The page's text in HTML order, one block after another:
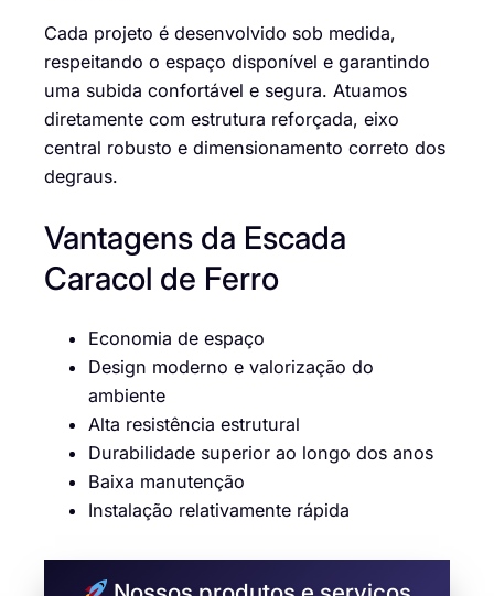
Cada projeto é desenvolvido sob medida,
respeitando o espaço disponível e garantindo
uma subida confortável e segura. Atuamos
diretamente com estrutura reforçada, eixo
central robusto e dimensionamento correto dos
degraus.
Vantagens da Escada
Caracol de Ferro
Economia de espaço
Design moderno e valorização do
ambiente
Alta resistência estrutural
Durabilidade superior ao longo dos anos
Baixa manutenção
Instalação relativamente rápida